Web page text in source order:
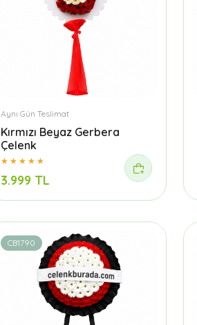
Aynı Gün Teslimat
Kırmızı Beyaz Gerbera
Çelenk
3.999 TL
CB1790